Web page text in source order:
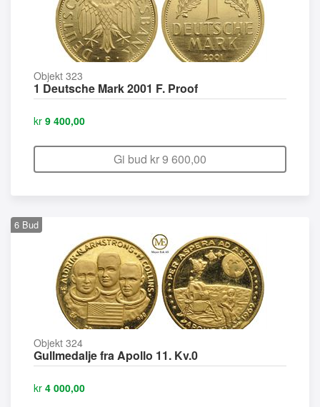
Objekt 323
1 Deutsche Mark 2001 F. Proof
kr 9 400,00
Gi bud kr9 600,00
6 Bud
Objekt 324
Gullmedalje fra Apollo 11. Kv.0
kr 4 000,00